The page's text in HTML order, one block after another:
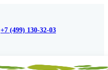
+7 (499) 130-32-03